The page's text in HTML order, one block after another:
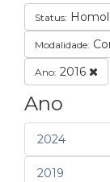
Status:
Modalidade:
Ano: 2016
Ano
2024
2019